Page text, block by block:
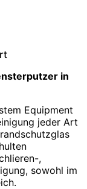
in
Equipment
jeder Art
,
sowohl im